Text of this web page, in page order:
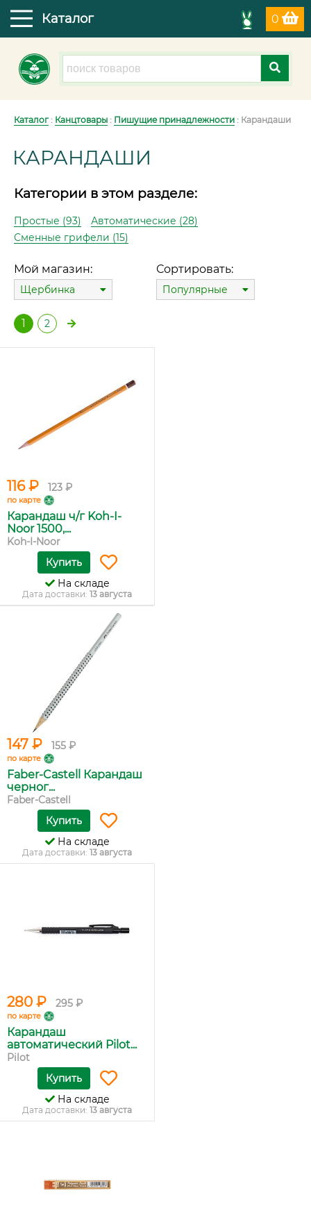
0
Каталог
Каталог: Канцтовары : Пишущие принадлежности : Карандаши
КАРАНДАШИ
Категории в этом разделе:
Простые (93)
Автоматические (28)
Сменные грифели (15)
Мой магазин:
Щербинка
Сортировать:
Популярные
1 2
116 ₽ 123 ₽
по карте
Карандаш ч/г Koh-I-
Noor 1500,...
Koh-I-Noor
Купить
На складе
Дата доставки: 13 августа
147 ₽ 155 ₽
по карте
Faber-Castell Карандаш
черног...
Faber-Castell
Купить
На складе
Дата доставки: 13 августа
280 ₽ 295 ₽
по карте
Карандаш
автоматический Pilot...
Pilot
Купить
На складе
Дата доставки: 13 августа